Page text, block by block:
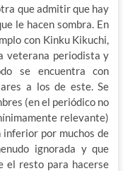
que admitir que hay
le hacen sombra. En
con Kinku Kikuchi,
veterana periodista y
se encuentra con
a los de este. Se
(en el periódico no
relevante)
inferior por muchos de
ignorada y que
el resto para hacerse